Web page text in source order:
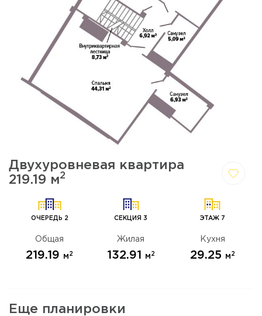
Двухуровневая квартира
219.19 м2
ОЧЕРЕДЬ 2 СЕКЦИЯ 3 ЭТАЖ 7
Общая
219.19 м 2
Жилая
132.91 м 2
Кухня
29.25 м 2
Еще планировки